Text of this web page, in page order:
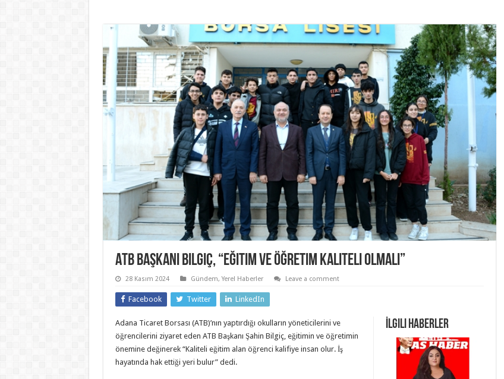
ATB Başkanı Bilgiç, “Eğitim ve öğretim kaliteli olmalı”
28 Kasım 2024 Gündem,Yerel Haberler Leave a comment
Facebook Twitter LinkedIn
İlgili Haberler
Adana Ticaret Borsası (ATB)’nın yaptırdığı okulların yöneticilerini ve
öğrencilerini ziyaret eden ATB Başkanı Şahin Bilgiç, eğitimin ve öğretimin
önemine değinerek “Kaliteli eğitim alan öğrenci kalifiye insan olur. İş
hayatında hak ettiği yeri bulur” dedi.